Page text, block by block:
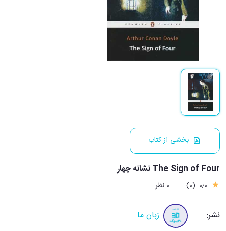
بخشی از کتاب
The Sign of Four نشانه چهار
0٫0 (0) 0 نظر
نشر: زبان ما